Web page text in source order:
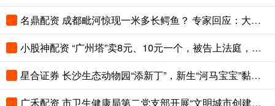
名鼎配资 成都毗河惊现一米多长鳄鱼？ 专家回应：大概率是野外入侵物种 市民发现应及时报告
小股神配资 “广州塔”卖8元、10元一个，被告上法庭，判了
星合证券 长沙生态动物园“添新丁”，新生“河马宝宝”黏妈妈害羞超治愈
广禾配资 市卫生健康局第二党支部开展“文明城市创建暨人居环境整治行动”主题党日活动